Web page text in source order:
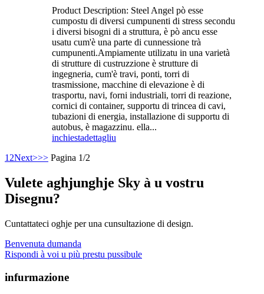
Product Description: Steel Angel pò esse
cumpostu di diversi cumpunenti di stress secondu
i diversi bisogni di a struttura, è pò ancu esse
usatu cum'è una parte di cunnessione trà
cumpunenti.Ampiamente utilizatu in una varietà
di strutture di custruzzione è strutture di
ingegneria, cum'è travi, ponti, torri di
trasmissione, macchine di elevazione è di
trasportu, navi, forni industriali, torri di reazione,
cornici di container, supportu di trincea di cavi,
tubazioni di energia, installazione di supportu di
autobus, è magazzinu. ella...
inchiestadettagliu
1 2Next>>> Pagina 1/2
Vulete aghjunghje Sky à u vostru
Disegnu?
Cuntattateci oghje per una cunsultazione di design.
Benvenuta dumanda
Rispondi à voi u più prestu pussibule
infurmazione